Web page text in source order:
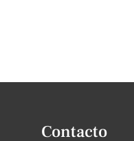
Contacto